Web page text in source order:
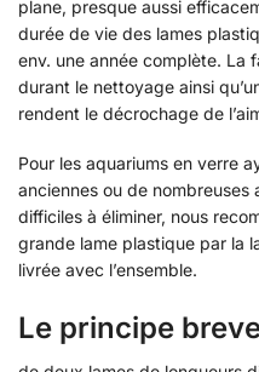
plane, presque aussi
durée de vie des lames
env. une année complète. La
durant le nettoyage ainsi
rendent le décrochage de
Pour les aquariums en verre
anciennes ou de
difficiles à éliminer, nous
grande lame plastique par la
livrée avec l’ensemble.
Le principe